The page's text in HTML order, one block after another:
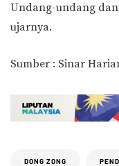
Undang-undang
ujarnya.
Sumber : Sinar
DONG ZONG